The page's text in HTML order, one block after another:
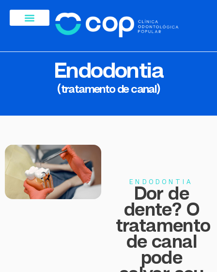
Endodontia
(tratamento de canal)
ENDODONTIA
Dor de
dente? O
tratamento
de canal
pode